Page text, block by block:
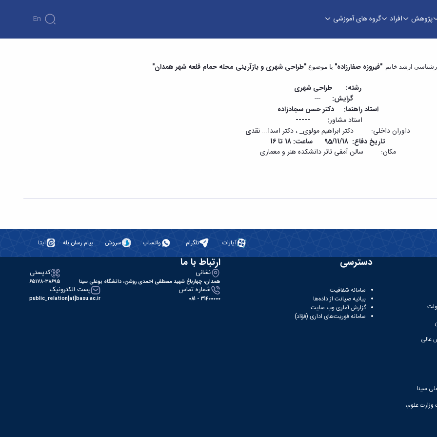
پژوهش افراد گروه های آموزشی En
صفارزاده" - دانشکده هنر و معماری
ارشد خانم "فیروزه صفارزاده" با موضوع "طراحی شهری و بازآرینی محله حمام قلعه شهر همدان"
رشته: طراحی شهری
گرایش:
---
استاد راهنما: دکتر حسن سجادزاده
استاد مشاور:
-----
داوران داخلی: دکتر ابراهیم مولوی_ ، دکتر اسدا... نقدی
تاریخ دفاع: 95/11/18 ساعت: 18 تا 16
مکان: سالن آمفی تاتر دانشکده هنر و معماری
آپارات تلگرام واتساپ سروش پیام رسان بله ایتا
عالی
سینا
علوم،
دسترسی
سامانه شفافیت
بیانیه صیانت از داده‌ها
گزارش آماری وب‌ سایت
سامانه فوریت‌های اداری (فؤاد)
ارتباط با ما
نشانی
همدان، چهارباغ شهید مصطفی احمدی روشن، دانشگاه بوعلی سینا
کدپستی
۶۵۱۷۸-۳۸۶۹۵
شماره تماس
31400000 - 081
پست الکترونیک
public_relation[at]basu.ac.ir